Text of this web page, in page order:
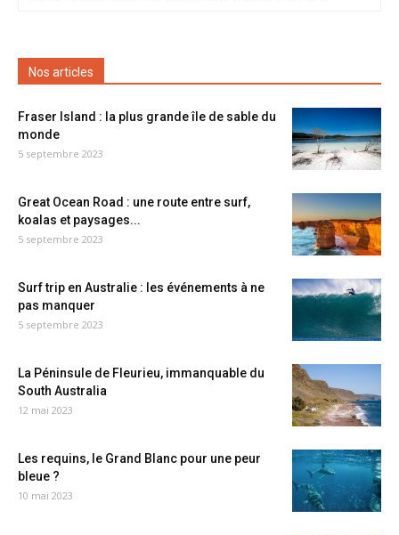
Nos articles
Fraser Island : la plus grande île de sable du
monde
5 septembre 2023
Great Ocean Road : une route entre surf,
koalas et paysages...
5 septembre 2023
Surf trip en Australie : les événements à ne
pas manquer
5 septembre 2023
La Péninsule de Fleurieu, immanquable du
South Australia
12 mai 2023
Les requins, le Grand Blanc pour une peur
bleue ?
10 mai 2023